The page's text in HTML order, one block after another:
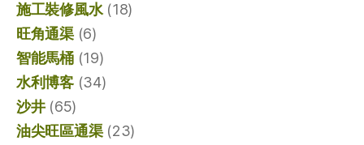
施工裝修風水(18)
旺角通渠(6)
智能馬桶(19)
水利博客(34)
沙井(65)
油尖旺區通渠(23)